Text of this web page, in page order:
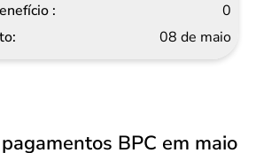
0
08 de maio
BPC em maio